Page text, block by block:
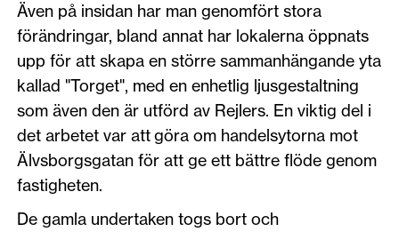
Även på insidan har man genomfört stora
förändringar, bland annat har lokalerna öppnats
upp för att skapa en större sammanhängande yta
kallad "Torget", med en enhetlig ljusgestaltning
som även den är utförd av Rejlers. En viktig del i
det arbetet var att göra om handelsytorna mot
Älvsborgsgatan för att ge ett bättre flöde genom
fastigheten.
De gamla undertaken togs bort och